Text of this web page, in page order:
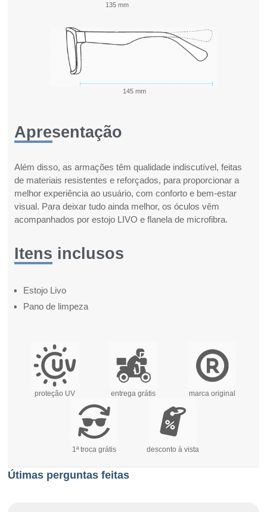
135 mm
145 mm
Apresentação
Além disso, as armações têm qualidade indiscutível, feitas
de materiais resistentes e reforçados, para proporcionar a
melhor experiência ao usuário, com conforto e bem-estar
visual. Para deixar tudo ainda melhor, os óculos vêm
acompanhados por estojo LIVO e flanela de microfibra.
Itens inclusos
Estojo Livo
Pano de limpeza
proteção UV entrega grátis marca original
1ª troca grátis desconto à vista
Útimas perguntas feitas